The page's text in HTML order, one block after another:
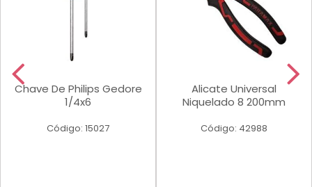
Chave De Philips Gedore
1/4x6
Código: 15027
Alicate Universal
Niquelado 8 200mm
Código: 42988